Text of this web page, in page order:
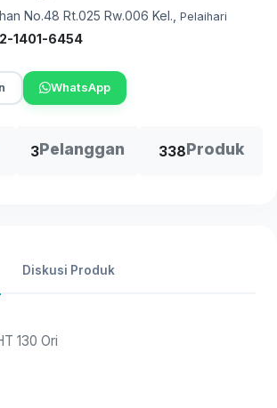
No.48 Rt.025 Rw.006 Kel. Pelaihari
1401-6454
WhatsApp
3Pelanggan 338Produk
Diskusi Produk
130 Ori